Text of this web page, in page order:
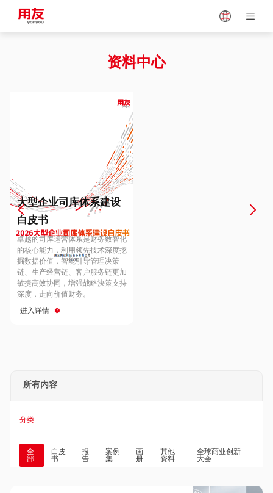
Vietnam
Europe
Hungary
Hong Kong
资料中心
大型企业司库体系建设
白皮书
卓越的司库运营体系是财务数智化
的核心能力，利用领先技术深度挖
掘数据价值，智能引导管理决策
链、生产经营链、客户服务链更加
敏捷高效协同，增强战略決策支持
深度，走向价值财务。
进入详情
所有内容
分类
全
部
白皮
书
报
告
案例
集
画
册
其他
资料
全球商业创新
大会